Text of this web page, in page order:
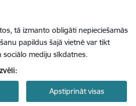
tā izmanto obligāti nepieciešamās
papildus šajā vietnē var tikt
mediju sīkdatnes.
Apstiprināt visas